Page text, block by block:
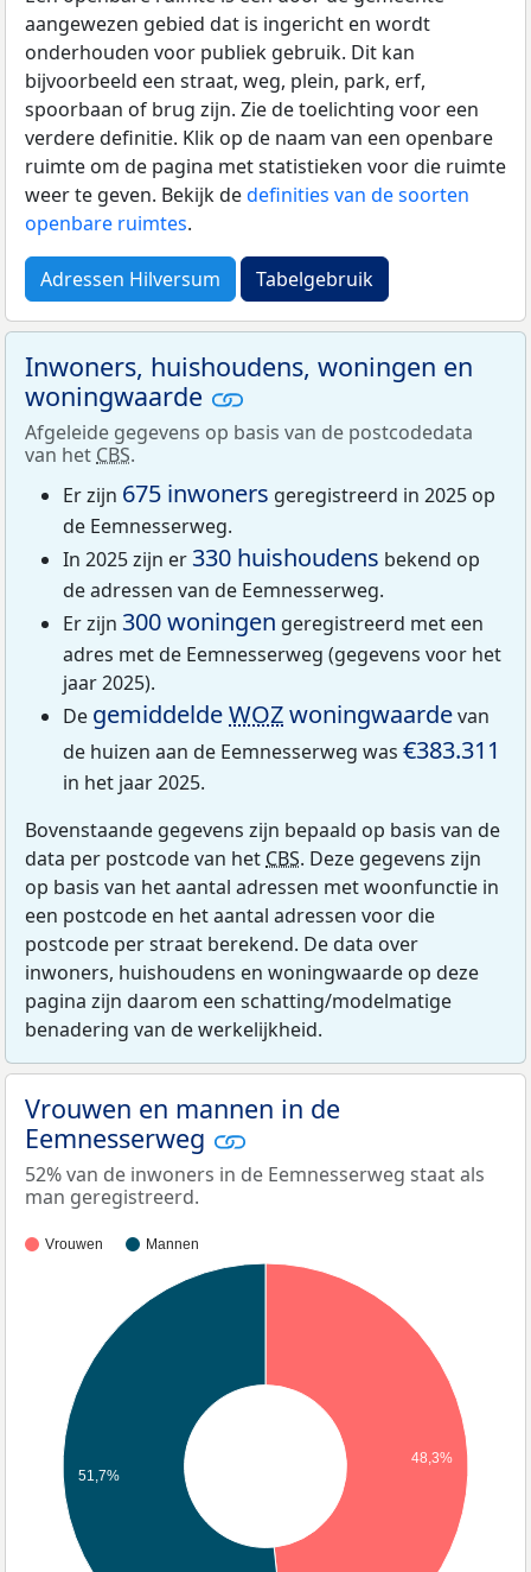
aangewezen gebied dat is ingericht en wordt
onderhouden voor publiek gebruik. Dit kan
bijvoorbeeld een straat, weg, plein, park, erf,
spoorbaan of brug zijn. Zie de toelichting voor een
verdere definitie. Klik op de naam van een openbare
ruimte om de pagina met statistieken voor die ruimte
weer te geven. Bekijk dedefinities van de soorten
openbare ruimtes.
Adressen Hilversum Tabelgebruik
Inwoners, huishoudens, woningen en
woningwaarde
Afgeleide gegevens op basis van de postcodedata
van het CBS.
Er zijn 675 inwoners geregistreerd in 2025 op
de Eemnesserweg.
In 2025 zijn er 330 huishoudens bekend op
de adressen van de Eemnesserweg.
Er zijn 300 woningen geregistreerd met een
adres met de Eemnesserweg (gegevens voor het
jaar 2025).
De gemiddeldeWOZwoningwaardevan
de huizen aan de Eemnesserweg was €383.311
in het jaar 2025.
Bovenstaande gegevens zijn bepaald op basis van de
data per postcode van het CBS. Deze gegevens zijn
op basis van het aantal adressen met woonfunctie in
een postcode en het aantal adressen voor die
postcode per straat berekend. De data over
inwoners, huishoudens en woningwaarde op deze
pagina zijn daarom een schatting/modelmatige
benadering van de werkelijkheid.
Vrouwen en mannen in de
Eemnesserweg
52% van de inwoners in de Eemnesserweg staat als
man geregistreerd.
Vrouwen Mannen
48,3%
51,7%